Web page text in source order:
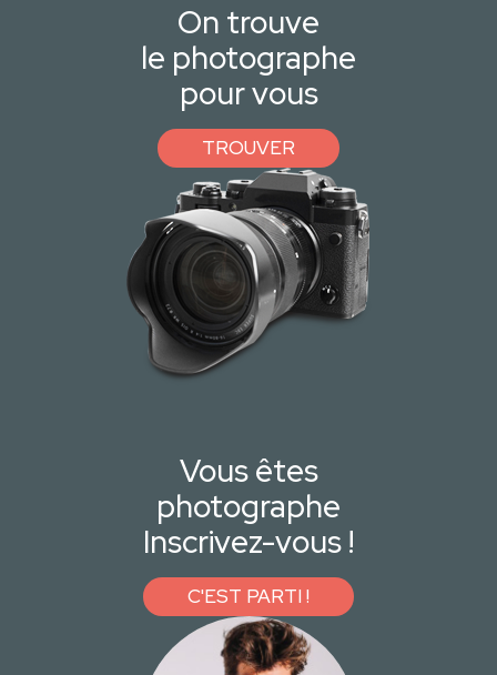
On trouve
le photographe
pour vous
TROUVER
Vous êtes
photographe
Inscrivez-vous !
C'EST PARTI !